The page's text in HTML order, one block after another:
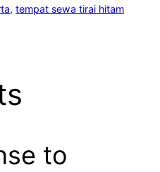
, tempat sewa tirai hitam
to